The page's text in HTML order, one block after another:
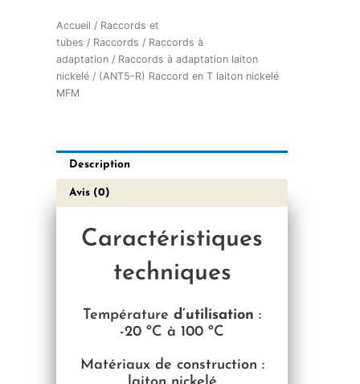
Accueil / Raccords et
tubes / Raccords / Raccords à
adaptation / Raccords à adaptation laiton
nickelé / (ANT5-R) Raccord en T laiton nickelé
MFM
Description
Avis (0)
Caractéristiques
techniques
Température d’utilisation :
-20 ºC à 100 ºC
Matériaux de construction :